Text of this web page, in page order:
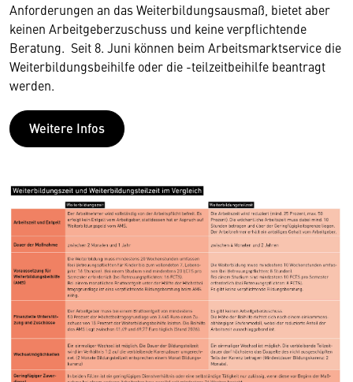
Anforderungen an das Weiterbildungsausmaß, bietet aber
keinen Arbeitgeberzuschuss und keine verpflichtende
Beratung. Seit 8. Juni können beim Arbeitsmarktservice die
Weiterbildungsbeihilfe oder die -teilzeitbeihilfe beantragt
werden.
Weitere Infos